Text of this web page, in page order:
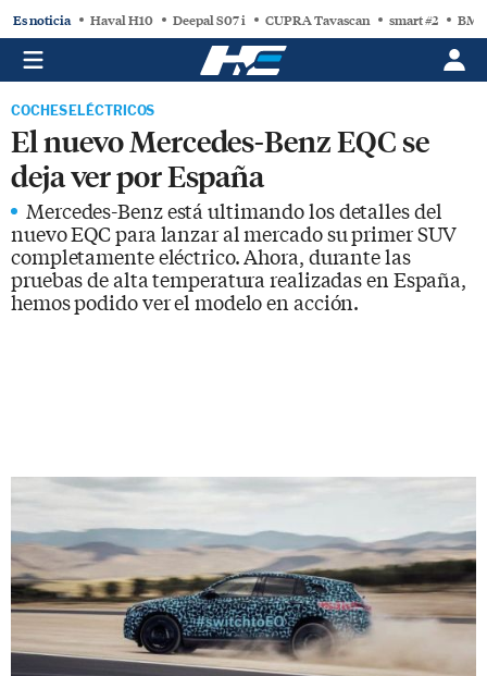
Es noticia Haval H10 Deepal S07 i CUPRA Tavascan smart #2
COCHES ELÉCTRICOS
El nuevo Mercedes-Benz EQC se
deja ver por España
Mercedes-Benz está ultimando los detalles del
nuevo EQC para lanzar al mercado su primer SUV
completamente eléctrico. Ahora, durante las
pruebas de alta temperatura realizadas en España,
hemos podido ver el modelo en acción.